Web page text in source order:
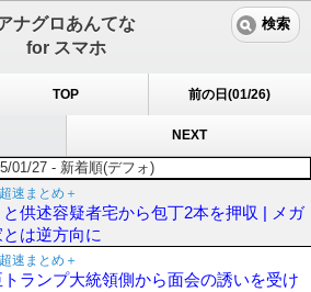
ナグロあんてな
for スマホ
検索
TOP 前の日(01/26)
NEXT
01/27 - 新着順(デフォ)
速まとめ＋
供述容疑者宅から包丁2本を押収 | メガ
は逆方向に
速まとめ＋
ランプ大統領側から面会の誘いを受け